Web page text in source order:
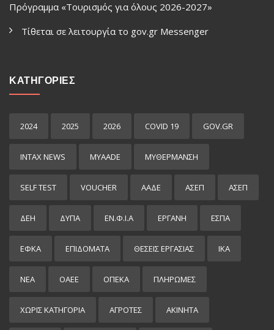
Πρόγραμμα «Τουρισμός για όλους 2026-2027»
Τίθεται σε λειτουργία το gov.gr Μessenger
ΚΑΤΗΓΟΡΙΕΣ
2024 2025 2026 COVID 19 GOV.GR
INTAX NEWS MYAADE MYΘΈΡΜΑΝΣΗ
SELF TEST VOUCHER ΑΑΔΕ ΑΣΕΠ ΑΣΕΠ
ΔΕΗ ΔΥΠΑ ΕΝ.Φ.Ι.Α ΕΡΓΑΝΗ ΕΣΠΑ
ΕΦΚΑ ΕΠΙΔΌΜΑΤΑ ΘΕΣΕΙΣ ΕΡΓΑΣΙΑΣ ΙΚΑ
ΝΕΑ ΟΑΕΕ ΟΠΕΚΑ ΠΛΗΡΩΜΕΣ
ΧΩΡΊΣ ΚΑΤΗΓΟΡΊΑ ΑΓΡΟΤΕΣ ΑΚΙΝΗΤΑ